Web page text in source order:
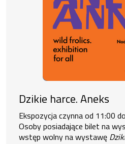
Dzikie harce. Aneks
Ekspozycja czynna od 11:00
Osoby posiadające bilet na
wstęp wolny na wystawę